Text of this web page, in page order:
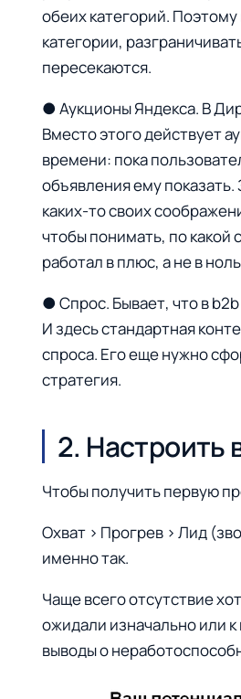
обеих категорий.
категории,
пересекаются.
● Аукционы Яндекса. В
Вместо этого действует
времени: пока
объявления ему
каких-то своих
чтобы понимать, по какой
работал в плюс, а не в
● Спрос. Бывает, что в
И здесь стандартная
спроса. Его еще нужно
стратегия.
2. Настроить
Чтобы получить первую
Охват > Прогрев > Лид
именно так.
Чаще всего отсутствие
ожидали изначально или
выводы о